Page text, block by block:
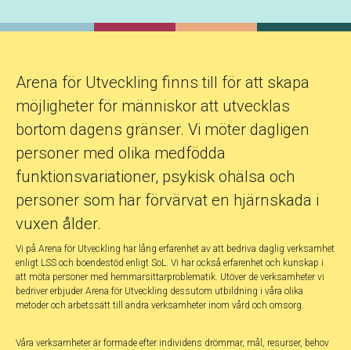
Arena för Utveckling finns till för att skapa
möjligheter för människor att utvecklas
bortom dagens gränser. Vi möter dagligen
personer med olika medfödda
funktionsvariationer, psykisk ohälsa och
personer som har förvärvat en hjärnskada i
vuxen ålder.
Vi på Arena för Utveckling har lång erfarenhet av att bedriva daglig verksamhet
enligt LSS och boendestöd enligt SoL. Vi har också erfarenhet och kunskap i
att möta personer med hemmarsittarproblematik. Utöver de verksamheter vi
bedriver erbjuder Arena för Utveckling dessutom utbildning i våra olika
metoder och arbetssätt till andra verksamheter inom vård och omsorg.
Våra verksamheter är formade efter individens drömmar, mål, resurser, behov